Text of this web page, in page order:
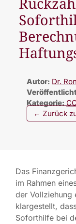
Autor: Dr.
Kategorie:
← Zurück
Das
im Rahmen
der Vollziehung
klargestellt,
Soforthilfe bei